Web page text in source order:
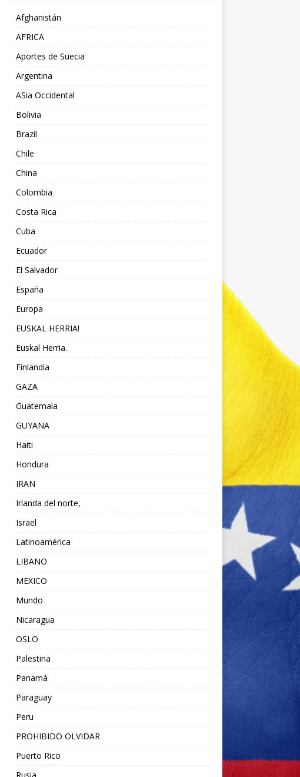
Afghanistán
AFRICA
Aportes de Suecia
Argentina
ASia Occidental
Bolivia
Brazil
Chile
China
Colombia
Costa Rica
Cuba
Ecuador
El Salvador
España
Europa
EUSKAL HERRIA!
Euskal Herria.
Finlandia
GAZA
Guatemala
GUYANA
Haiti
Hondura
IRAN
Irlanda del norte,
Israel
Latinoamérica
LIBANO
MEXICO
Mundo
Nicaragua
OSLO
Palestina
Panamá
Paraguay
Peru
PROHIBIDO OLVIDAR
Puerto Rico